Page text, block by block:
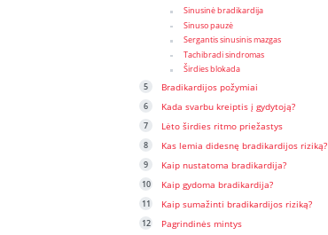
Sinusinė bradikardija
Sinuso pauzė
Sergantis sinusinis mazgas
Tachibradi sindromas
Širdies blokada
Bradikardijos požymiai
Kada svarbu kreiptis į gydytoją?
Lėto širdies ritmo priežastys
Kas lemia didesnę bradikardijos riziką?
Kaip nustatoma bradikardija?
Kaip gydoma bradikardija?
Kaip sumažinti bradikardijos riziką?
Pagrindinės mintys